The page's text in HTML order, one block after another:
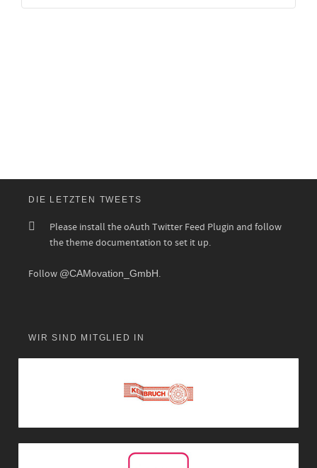
DIE LETZTEN TWEETS
Please install the oAuth Twitter Feed Plugin and follow
the theme documentation to set it up.
Follow @CAMovation_GmbH.
WIR SIND MITGLIED IN